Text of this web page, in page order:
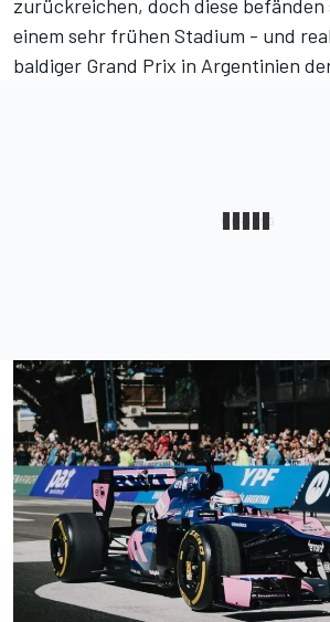
zurückreichen, doch diese befänden
einem sehr frühen Stadium - und
baldiger Grand Prix in Argentinien